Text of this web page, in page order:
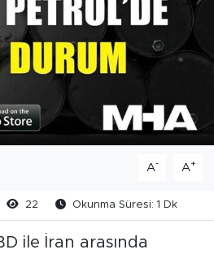
A- A+
22 Okunma Süresi: 1 Dk
ile İran arasında